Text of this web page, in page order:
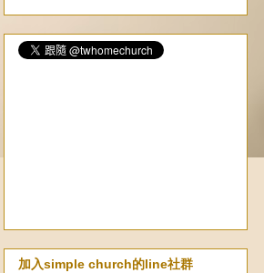
加入simple church的line社群